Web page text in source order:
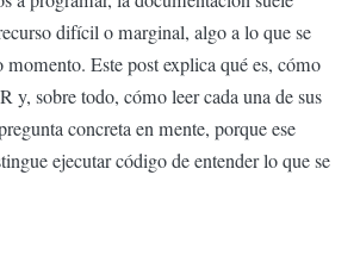
difícil o marginal, algo a lo que se
Este post explica qué es, cómo
y, sobre todo, cómo leer cada una de sus
concreta en mente, porque ese
ejecutar código de entender lo que se